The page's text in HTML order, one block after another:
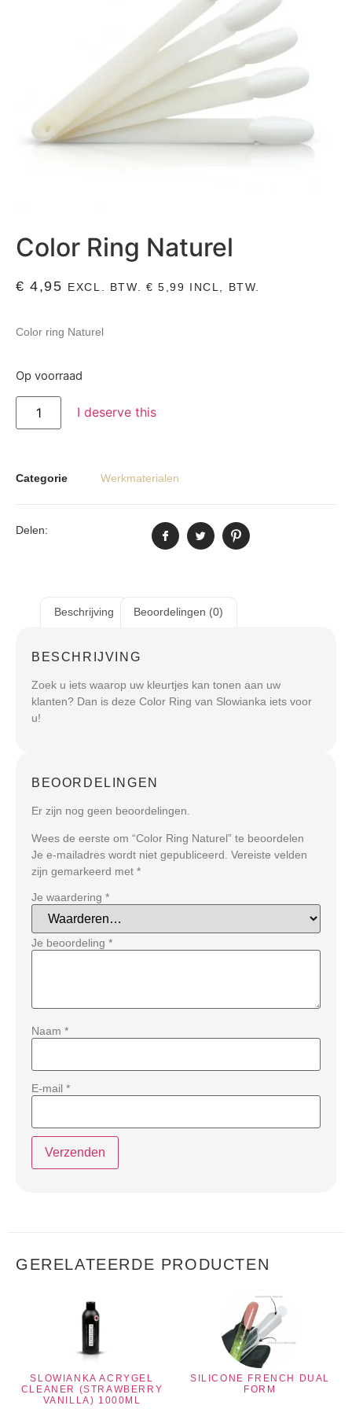
Color Ring Naturel
€ 4,95 EXCL. BTW. € 5,99 INCL, BTW.
Color ring Naturel
Op voorraad
I deserve this
Categorie Werkmaterialen
Delen:
Beschrijving Beoordelingen (0)
BESCHRIJVING
Zoek u iets waarop uw kleurtjes kan tonen aan uw
klanten? Dan is deze Color Ring van Slowianka iets voor
u!
BEOORDELINGEN
Er zijn nog geen beoordelingen.
Wees de eerste om “Color Ring Naturel” te beoordelen
Je e-mailadres wordt niet gepubliceerd. Vereiste velden
zijn gemarkeerd met *
Je waardering *
Je beoordeling *
Naam *
E-mail *
GERELATEERDE PRODUCTEN
SLOWIANKA ACRYGEL
CLEANER (STRAWBERRY
VANILLA) 1000ML
SILICONE FRENCH DUAL
FORM